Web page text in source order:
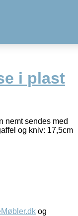
i plast
nemt sendes med
og kniv: 17,5cm
og